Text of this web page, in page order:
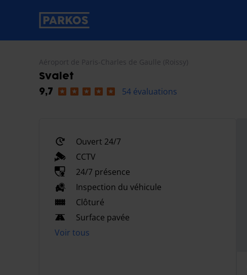
étiquette-de-navigation-principale
Aéroport de Paris-Charles de Gaulle (Roissy)
Svalet
9,7
54 évaluations
Ouvert 24/7
CCTV
24/7 présence
Inspection du véhicule
Clôturé
Surface pavée
Voir tous